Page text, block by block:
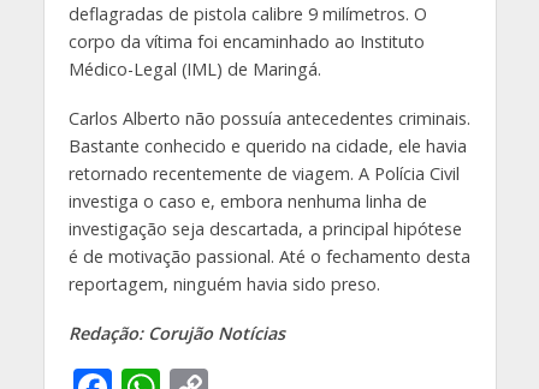
deflagradas de pistola calibre 9 milímetros. O
corpo da vítima foi encaminhado ao Instituto
Médico-Legal (IML) de Maringá.
Carlos Alberto não possuía antecedentes criminais.
Bastante conhecido e querido na cidade, ele havia
retornado recentemente de viagem. A Polícia Civil
investiga o caso e, embora nenhuma linha de
investigação seja descartada, a principal hipótese
é de motivação passional. Até o fechamento desta
reportagem, ninguém havia sido preso.
Redação: Corujão Notícias